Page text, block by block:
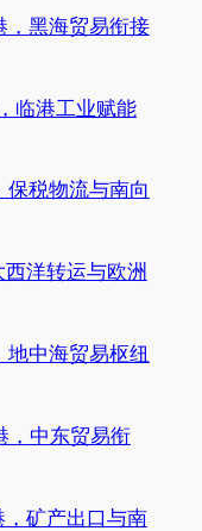
，黑海贸易衔接
临港工业赋能
税物流与南向
洋转运与欧洲
中海贸易枢纽
，中东贸易衔
矿产出口与南